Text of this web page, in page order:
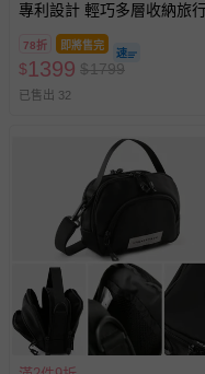
專利設計 輕巧多層收納旅
盜斜背包(送防盜扣環)-大-黑
(25.5x20x7cm)
78折 即將售完
$1399 $1799
已售出 32